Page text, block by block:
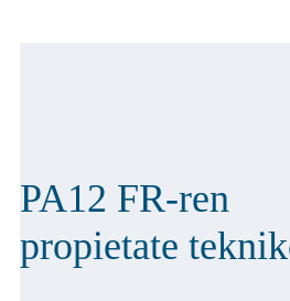
PA12 FR-ren
propietate